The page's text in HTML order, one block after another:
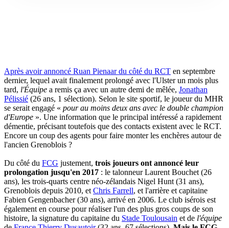
Après avoir annoncé Ruan Pienaar du côté du RCT en septembre
dernier, lequel avait finalement prolongé avec l'Ulster un mois plus
tard, l'Équipe a remis ça avec un autre demi de mêlée, Jonathan
Pélissié (26 ans, 1 sélection). Selon le site sportif, le joueur du MHR
se serait engagé « pour au moins deux ans avec le double champion
d'Europe ». Une information que le principal intéressé a rapidement
démentie, précisant toutefois que des contacts existent avec le RCT.
Encore un coup des agents pour faire monter les enchères autour de
l'ancien Grenoblois ?
Du côté du FCG justement, trois joueurs ont annoncé leur
prolongation jusqu'en 2017 : le talonneur Laurent Bouchet (26
ans), les trois-quarts centre néo-zélandais Nigel Hunt (31 ans),
Grenoblois depuis 2010, et Chris Farrell, et l'arrière et capitaine
Fabien Gengenbacher (30 ans), arrivé en 2006. Le club isérois est
également en course pour réaliser l'un des plus gros coups de son
histoire, la signature du capitaine du Stade Toulousain et de l'équipe